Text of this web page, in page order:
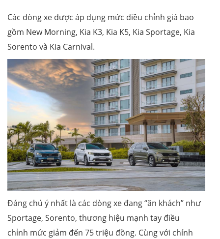
Các dòng xe được áp dụng mức điều chỉnh giá bao
gồm New Morning, Kia K3, Kia K5, Kia Sportage, Kia
Sorento và Kia Carnival.
Đáng chú ý nhất là các dòng xe đang “ăn khách” như
Sportage, Sorento, thương hiệu mạnh tay điều
chỉnh mức giảm đến 75 triệu đồng. Cùng với chính